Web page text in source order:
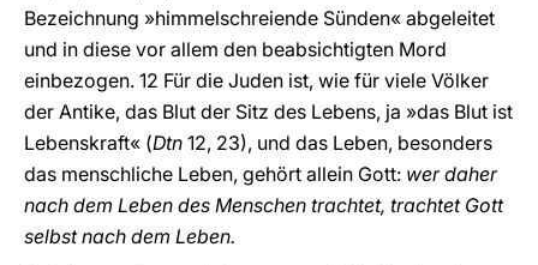
Bezeichnung »himmelschreiende Sünden« abgeleitet
und in diese vor allem den beabsichtigten Mord
einbezogen. 12 Für die Juden ist, wie für viele Völker
der Antike, das Blut der Sitz des Lebens, ja »das Blut ist
Lebenskraft« (Dtn 12, 23), und das Leben, besonders
das menschliche Leben, gehört allein Gott: wer daher
nach dem Leben des Menschen trachtet, trachtet Gott
selbst nach dem Leben.